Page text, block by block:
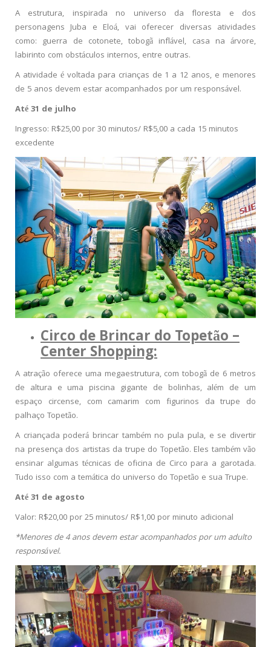
A estrutura, inspirada no universo da floresta e dos
personagens Juba e Eloá, vai oferecer diversas atividades
como: guerra de cotonete, tobogã inflável, casa na árvore,
labirinto com obstáculos internos, entre outras.
A atividade é voltada para crianças de 1 a 12 anos, e menores
de 5 anos devem estar acompanhados por um responsável.
Até 31 de julho
Ingresso: R$25,00 por 30 minutos/ R$5,00 a cada 15 minutos
excedente
Circo de Brincar do Topetão –
Center Shopping:
A atração oferece uma megaestrutura, com tobogã de 6 metros
de altura e uma piscina gigante de bolinhas, além de um
espaço circense, com camarim com figurinos da trupe do
palhaço Topetão.
A criançada poderá brincar também no pula pula, e se divertir
na presença dos artistas da trupe do Topetão. Eles também vão
ensinar algumas técnicas de oficina de Circo para a garotada.
Tudo isso com a temática do universo do Topetão e sua Trupe.
Até 31 de agosto
Valor: R$20,00 por 25 minutos/ R$1,00 por minuto adicional
*Menores de 4 anos devem estar acompanhados por um adulto
responsável.